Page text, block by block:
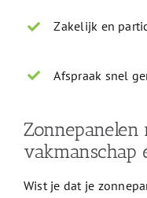
Zakelijk en
Afspraak snel
Zonnepanelen
vakmanschap
Wist je dat je